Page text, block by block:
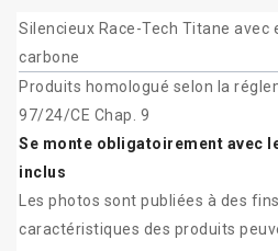
Silencieux Race-Tech Titane avec
carbone
Produits homologué selon la
97/24/CE Chap. 9
Se monte obligatoirement avec
inclus
Les photos sont publiées à des
caractéristiques des produits